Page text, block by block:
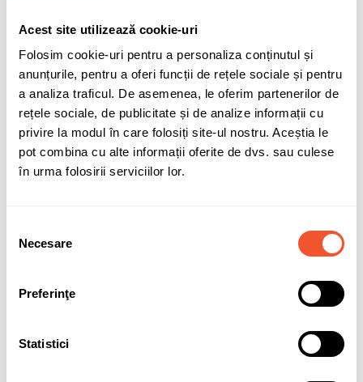
Acest site utilizează cookie-uri
Folosim cookie-uri pentru a personaliza conținutul și
anunțurile, pentru a oferi funcții de rețele sociale și pentru
a analiza traficul. De asemenea, le oferim partenerilor de
rețele sociale, de publicitate și de analize informații cu
privire la modul în care folosiți site-ul nostru. Aceștia le
pot combina cu alte informații oferite de dvs. sau culese
în urma folosirii serviciilor lor.
consimțământului
Necesare
Preferinţe
Statistici
Adaugă în coș
Sunt de acord cupolitica de confidentialitate
Solicită informații Garanție acumulatori